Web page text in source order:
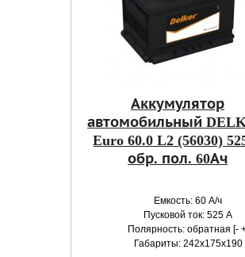
Аккумулятор
автомобильный
Euro 60.0 L2 (56030)
обр. пол. 60Ач
Емкость: 60 А/ч
Пусковой ток: 525 А
Полярность: обратная [-
Габариты: 242x175x190